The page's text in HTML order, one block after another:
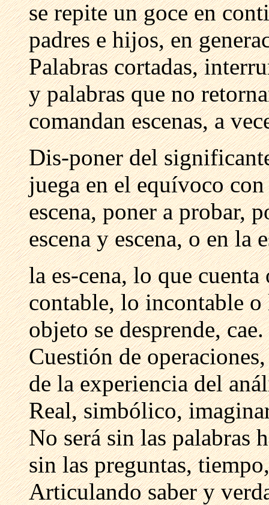
se repite un goce en
padres e hijos, en
Palabras cortadas,
y palabras que no
comandan escenas, a
Dis-poner del
juega en el equívoco
escena, poner a probar,
escena y escena, o en la
la es-cena, lo que
contable, lo incontable
objeto se desprende, cae.
Cuestión de
de la experiencia del
Real, simbólico,
No será sin las palabras
sin las preguntas,
Articulando saber y